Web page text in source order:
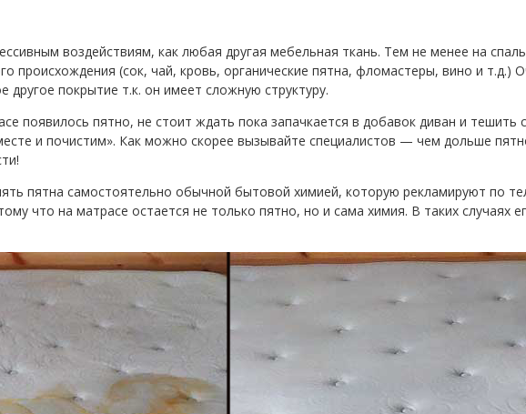
воздействиям, как любая другая мебельная ткань. Тем не менее на
происхождения (сок, чай, кровь, органические пятна, фломастеры, вино и т.д.)
покрытие т.к. он имеет сложную структуру.
появилось пятно, не стоит ждать пока запачкается в добавок диван и тешить
и почистим». Как можно скорее вызывайте специалистов — чем дольше
пятна самостоятельно обычной бытовой химией, которую рекламируют по
что на матрасе остается не только пятно, но и сама химия. В таких случаях